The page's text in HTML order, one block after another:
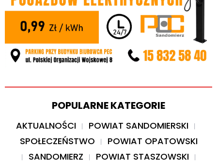
POPULARNE KATEGORIE
AKTUALNOŚCI
POWIAT SANDOMIERSKI
SPOŁECZEŃSTWO
POWIAT OPATOWSKI
SANDOMIERZ
POWIAT STASZOWSKI